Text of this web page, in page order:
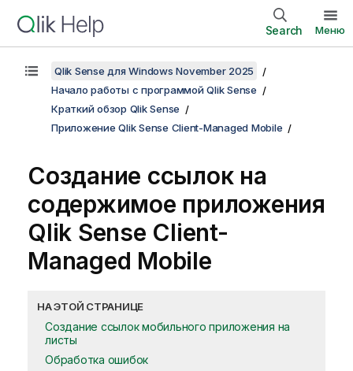
Search Меню
Qlik Sense для Windows November 2025
Начало работы с программой Qlik Sense
Краткий обзор Qlik Sense
Приложение Qlik Sense Client-Managed Mobile
Создание ссылок на
содержимое приложения
Qlik Sense Client-
Managed Mobile
НА ЭТОЙ СТРАНИЦЕ
Создание ссылок мобильного приложения на
листы
Обработка ошибок